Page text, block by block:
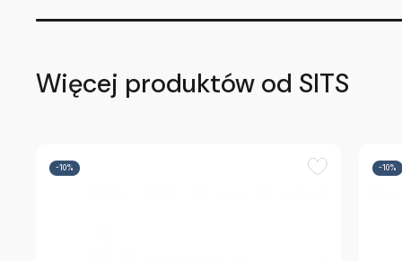
Więcej produktów od SITS
-10% -10%